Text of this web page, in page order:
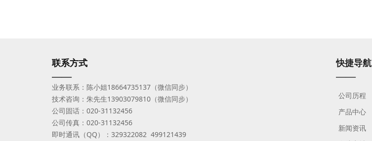
联系方式
——
业务联系：陈小姐18664735137（微信同步）
技术咨询：朱先生13903079810（微信同步）
公司固话：020-31132456
公司传真：020-31132456
即时通讯（QQ）：329322082 499121439
快捷导航
——
公司历程
产品中心
新闻资讯